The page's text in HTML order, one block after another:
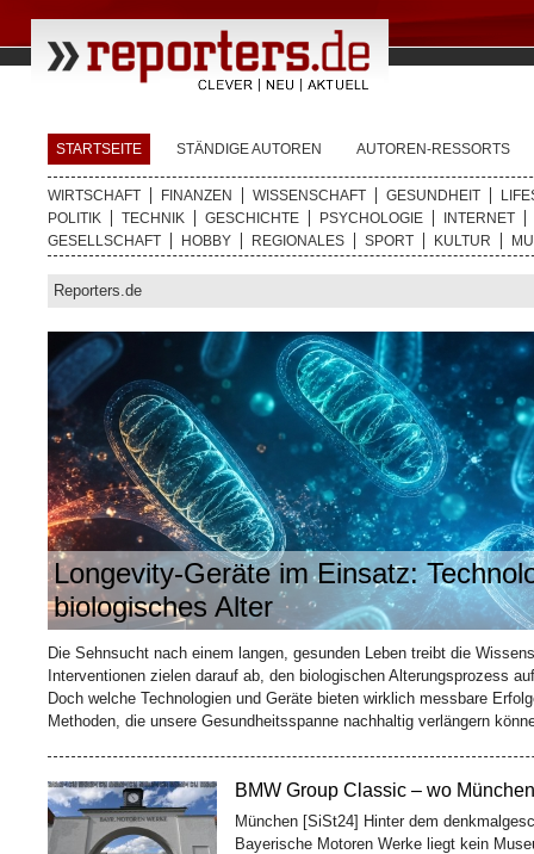
STARTSEITE STÄNDIGE AUTOREN AUTOREN-RESSORTS
WIRTSCHAFT FINANZEN WISSENSCHAFT GESUNDHEIT
POLITIK
TECHNIK GESCHICHTE PSYCHOLOGIE
INTERNET
GESELLSCHAFT
HOBBY REGIONALES SPORT KULTUR
Reporters.de
Longevity-Geräte im Einsatz:
biologisches Alter
Die Sehnsucht nach einem langen, gesunden Leben treibt die
Interventionen zielen darauf ab, den biologischen Alterungsprozess
Doch welche Technologien und Geräte bieten wirklich messbare
Methoden, die unsere Gesundheitsspanne nachhaltig verlängern
Wie ein Kaffeehändler Bremen
Bremen [SiSt24] Mitten in der Bremer
Meter lang ist und trotzdem eine ganze
Kaffeekaufmann[Weiterlesen...]
BMW Group Classic – wo
München [SiSt24] Hinter dem
Bayerische Motoren Werke liegt kein